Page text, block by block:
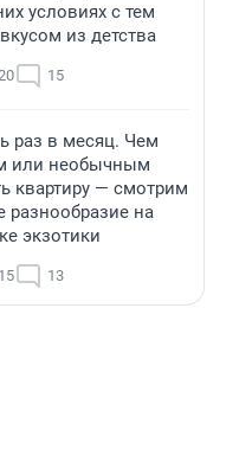
условиях с тем
из детства
15
раз в месяц. Чем
или необычным
квартиру — смотрим
разнообразие на
экзотики
13